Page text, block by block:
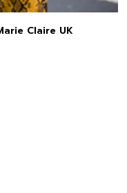
Claire UK